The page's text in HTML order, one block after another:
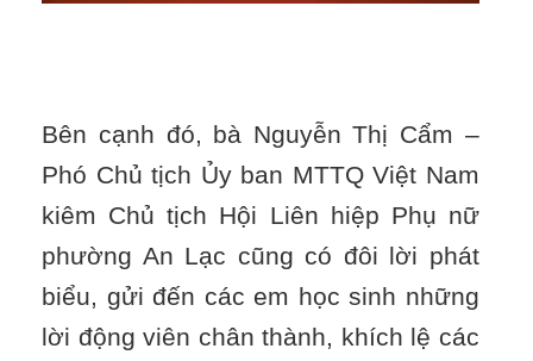
Bên cạnh đó, bà Nguyễn Thị Cẩm –
Phó Chủ tịch Ủy ban MTTQ Việt Nam
kiêm Chủ tịch Hội Liên hiệp Phụ nữ
phường An Lạc cũng có đôi lời phát
biểu, gửi đến các em học sinh những
lời động viên chân thành, khích lệ các